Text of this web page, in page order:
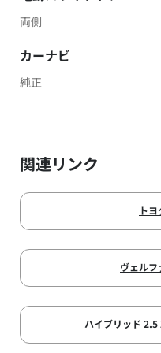
両側
カーナビ
純正
関連リンク
ト
ヴェル
ハイブリッド